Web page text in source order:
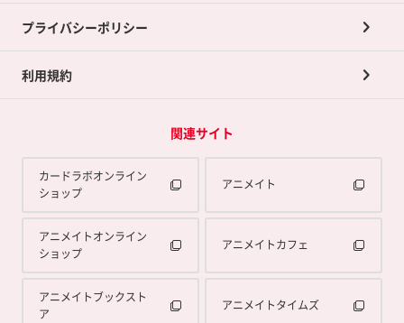
プライバシーポリシー
利用規約
関連サイト
カードラボオンライン
ショップ
アニメイト
アニメイトオンライン
ショップ
アニメイトカフェ
アニメイトブックスト
ア
アニメイトタイムズ